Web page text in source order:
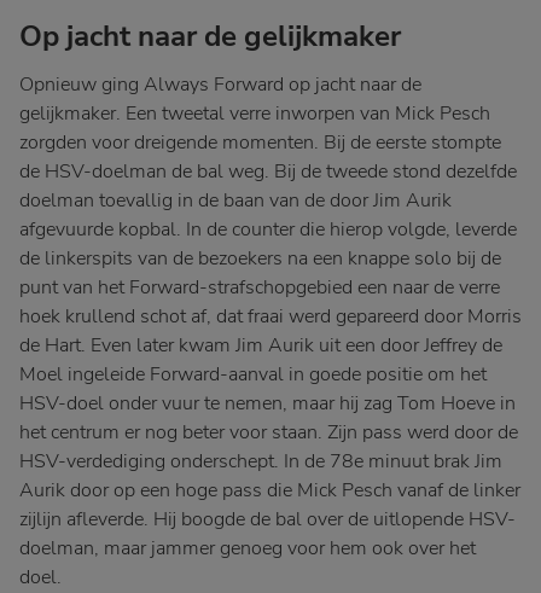
Op jacht naar de gelijkmaker
Opnieuw ging Always Forward op jacht naar de
gelijkmaker. Een tweetal verre inworpen van Mick Pesch
zorgden voor dreigende momenten. Bij de eerste stompte
de HSV-doelman de bal weg. Bij de tweede stond dezelfde
doelman toevallig in de baan van de door Jim Aurik
afgevuurde kopbal. In de counter die hierop volgde, leverde
de linkerspits van de bezoekers na een knappe solo bij de
punt van het Forward-strafschopgebied een naar de verre
hoek krullend schot af, dat fraai werd gepareerd door Morris
de Hart. Even later kwam Jim Aurik uit een door Jeffrey de
Moel ingeleide Forward-aanval in goede positie om het
HSV-doel onder vuur te nemen, maar hij zag Tom Hoeve in
het centrum er nog beter voor staan. Zijn pass werd door de
HSV-verdediging onderschept. In de 78e minuut brak Jim
Aurik door op een hoge pass die Mick Pesch vanaf de linker
zijlijn afleverde. Hij boogde de bal over de uitlopende HSV-
doelman, maar jammer genoeg voor hem ook over het
doel.